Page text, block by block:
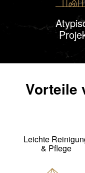
Vorteile
Leichte
& Pflege